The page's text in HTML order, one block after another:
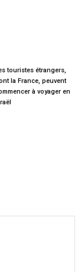
touristes étrangers,
la France, peuvent
à voyager en